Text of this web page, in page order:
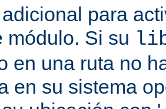
para
módulo. Si su
en una ruta no
en su sistema